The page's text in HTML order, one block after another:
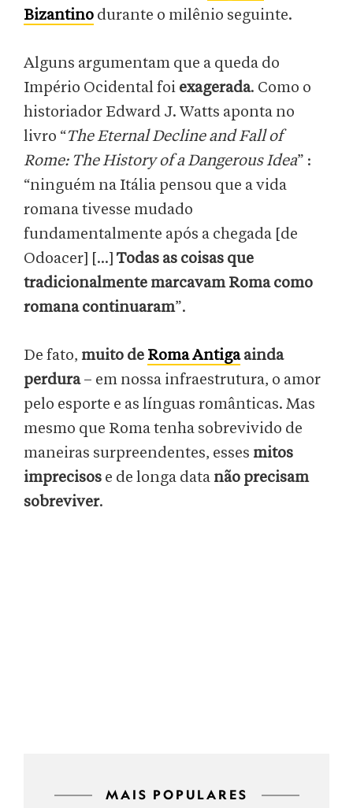
Bizantino durante o milênio seguinte.
Alguns argumentam que a queda do
Império Ocidental foi exagerada. Como o
historiador Edward J. Watts aponta no
livro “The Eternal Decline and Fall of
Rome: The History of a Dangerous Idea” :
“ninguém na Itália pensou que a vida
romana tivesse mudado
fundamentalmente após a chegada [de
Odoacer] [...] Todas as coisas que
tradicionalmente marcavam Roma como
romana continuaram”.
De fato, muito de Roma Antigaainda
perdura– em nossa infraestrutura, o amor
pelo esporte e as línguas românticas. Mas
mesmo que Roma tenha sobrevivido de
maneiras surpreendentes, esses mitos
imprecisos e de longa data não precisam
sobreviver.
MAIS POPULARES